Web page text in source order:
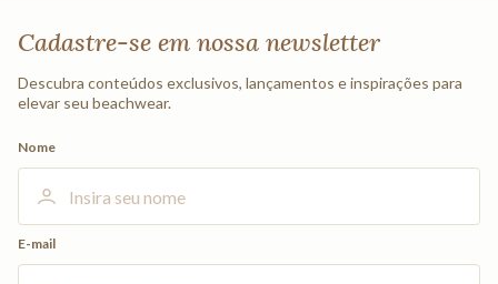
Cadastre-se em nossa newsletter
Descubra conteúdos exclusivos, lançamentos e inspirações para
elevar seu beachwear.
Nome
E-mail